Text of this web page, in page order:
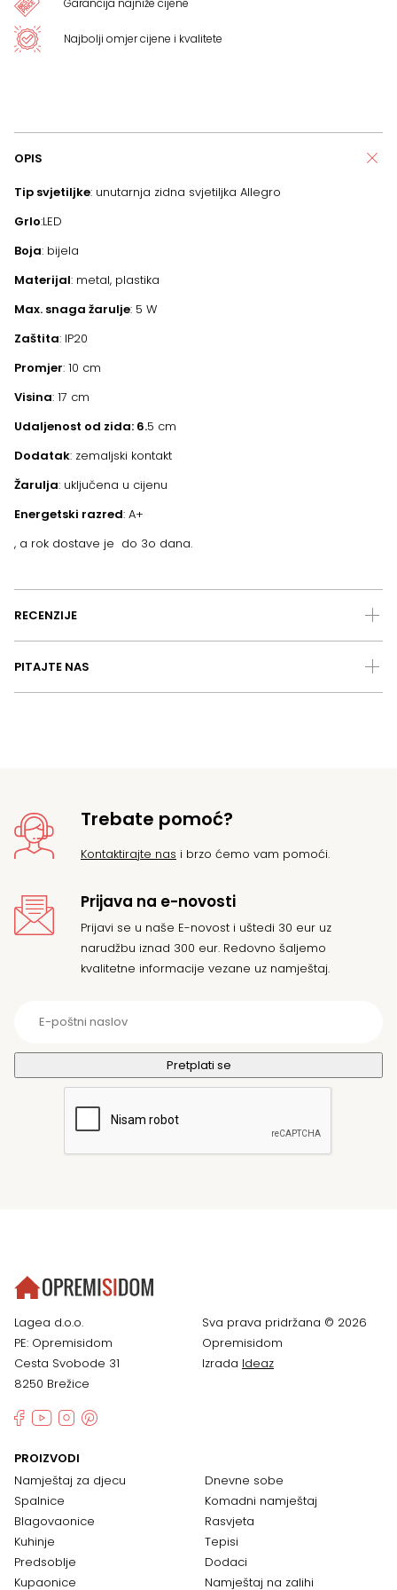
Najbolji omjer cijene i kvalitete
OPIS
Tip svjetiljke: unutarnja zidna svjetiljka Allegro
Grlo:LED
Boja: bijela
Materijal: metal, plastika
Max. snaga žarulje: 5 W
Zaštita: IP20
Promjer: 10 cm
Visina: 17 cm
Udaljenost od zida: 6.5 cm
Dodatak: zemaljski kontakt
Žarulja: uključena u cijenu
Energetski razred: A+
, a rok dostave je do 3o dana.
RECENZIJE
PITAJTE NAS
Trebate pomoć?
Kontaktirajte nas i brzo ćemo vam pomoći.
Prijava na e-novosti
Prijavi se u naše E-novost i uštedi 30 eur uz
narudžbu iznad 300 eur. Redovno šaljemo
kvalitetne informacije vezane uz namještaj.
Lagea d.o.o.
PE: Opremisidom
Cesta Svobode 31
8250 Brežice
Sva prava pridržana © 2026
Opremisidom
Izrada Ideaz
PROIZVODI
Namještaj za djecu
Spalnice
Blagovaonice
Kuhinje
Predsoblje
Kupaonice
Dnevne sobe
Komadni namještaj
Rasvjeta
Tepisi
Dodaci
Namještaj na zalihi